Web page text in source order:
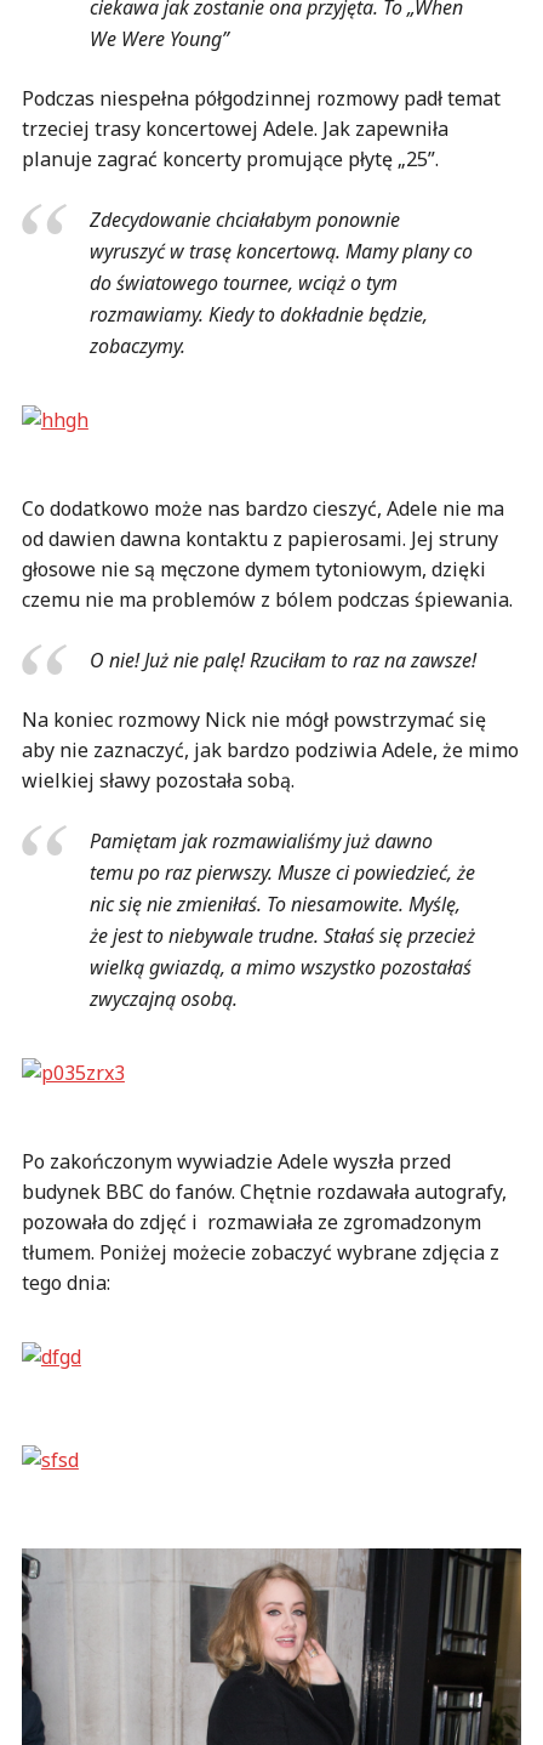
ciekawa jak zostanie ona przyjęta. To „When
We Were Young”
Podczas niespełna półgodzinnej rozmowy padł temat
trzeciej trasy koncertowej Adele. Jak zapewniła
planuje zagrać koncerty promujące płytę „25”.
Zdecydowanie chciałabym ponownie
wyruszyć w trasę koncertową. Mamy plany co
do światowego tournee, wciąż o tym
rozmawiamy. Kiedy to dokładnie będzie,
zobaczymy.
Co dodatkowo może nas bardzo cieszyć, Adele nie ma
od dawien dawna kontaktu z papierosami. Jej struny
głosowe nie są męczone dymem tytoniowym, dzięki
czemu nie ma problemów z bólem podczas śpiewania.
O nie! Już nie palę! Rzuciłam to raz na zawsze!
Na koniec rozmowy Nick nie mógł powstrzymać się
aby nie zaznaczyć, jak bardzo podziwia Adele, że mimo
wielkiej sławy pozostała sobą.
Pamiętam jak rozmawialiśmy już dawno
temu po raz pierwszy. Musze ci powiedzieć, że
nic się nie zmieniłaś. To niesamowite. Myślę,
że jest to niebywale trudne. Stałaś się przecież
wielką gwiazdą, a mimo wszystko pozostałaś
zwyczajną osobą.
Po zakończonym wywiadzie Adele wyszła przed
budynek BBC do fanów. Chętnie rozdawała autografy,
pozowała do zdjęć i rozmawiała ze zgromadzonym
tłumem. Poniżej możecie zobaczyć wybrane zdjęcia z
tego dnia: